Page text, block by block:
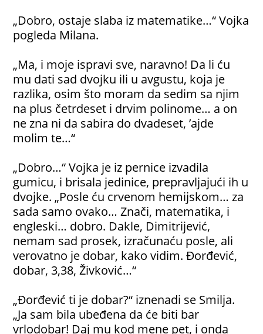
„Dobro, ostaje slaba iz matematike…“ Vojka
pogleda Milana.
„Ma, i moje ispravi sve, naravno! Da li ću
mu dati sad dvojku ili u avgustu, koja je
razlika, osim što moram da sedim sa njim
na plus četrdeset i drvim polinome… a on
ne zna ni da sabira do dvadeset, ’ajde
molim te…“
„Dobro…“ Vojka je iz pernice izvadila
gumicu, i brisala jedinice, prepravljajući ih u
dvojke. „Posle ću crvenom hemijskom… za
sada samo ovako… Znači, matematika, i
engleski… dobro. Dakle, Dimitrijević,
nemam sad prosek, izračunaću posle, ali
verovatno je dobar, kako vidim. Đorđević,
dobar, 3,38, Živković…“
„Đorđević ti je dobar?“ iznenadi se Smilja.
„Ja sam bila ubeđena da će biti bar
vrlodobar! Daj mu kod mene pet, i onda